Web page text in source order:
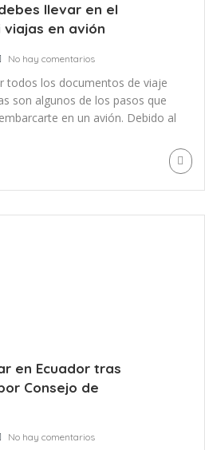
llevar en el
en avión
No hay comentarios
todos los documentos de viaje
son algunos de los pasos que
en un avión. Debido al
aerolínea sobre lo que se […]
en Ecuador tras
Consejo de
No hay comentarios